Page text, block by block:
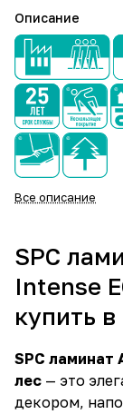
Описание
Все описание
SPC
Intense
купить
SPC ламинат
лес — это
декором,